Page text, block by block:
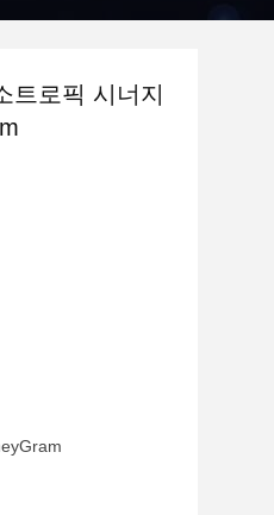
트로픽 시너지